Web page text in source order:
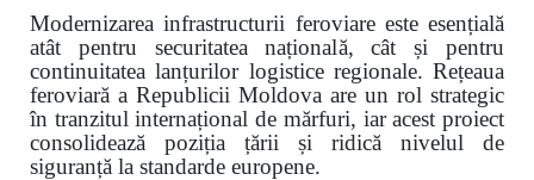
Modernizarea infrastructurii feroviare este esențială
atât pentru securitatea națională, cât și pentru
continuitatea lanțurilor logistice regionale. Rețeaua
feroviară a Republicii Moldova are un rol strategic
în tranzitul internațional de mărfuri, iar acest proiect
consolidează poziția țării și ridică nivelul de
siguranță la standarde europene.